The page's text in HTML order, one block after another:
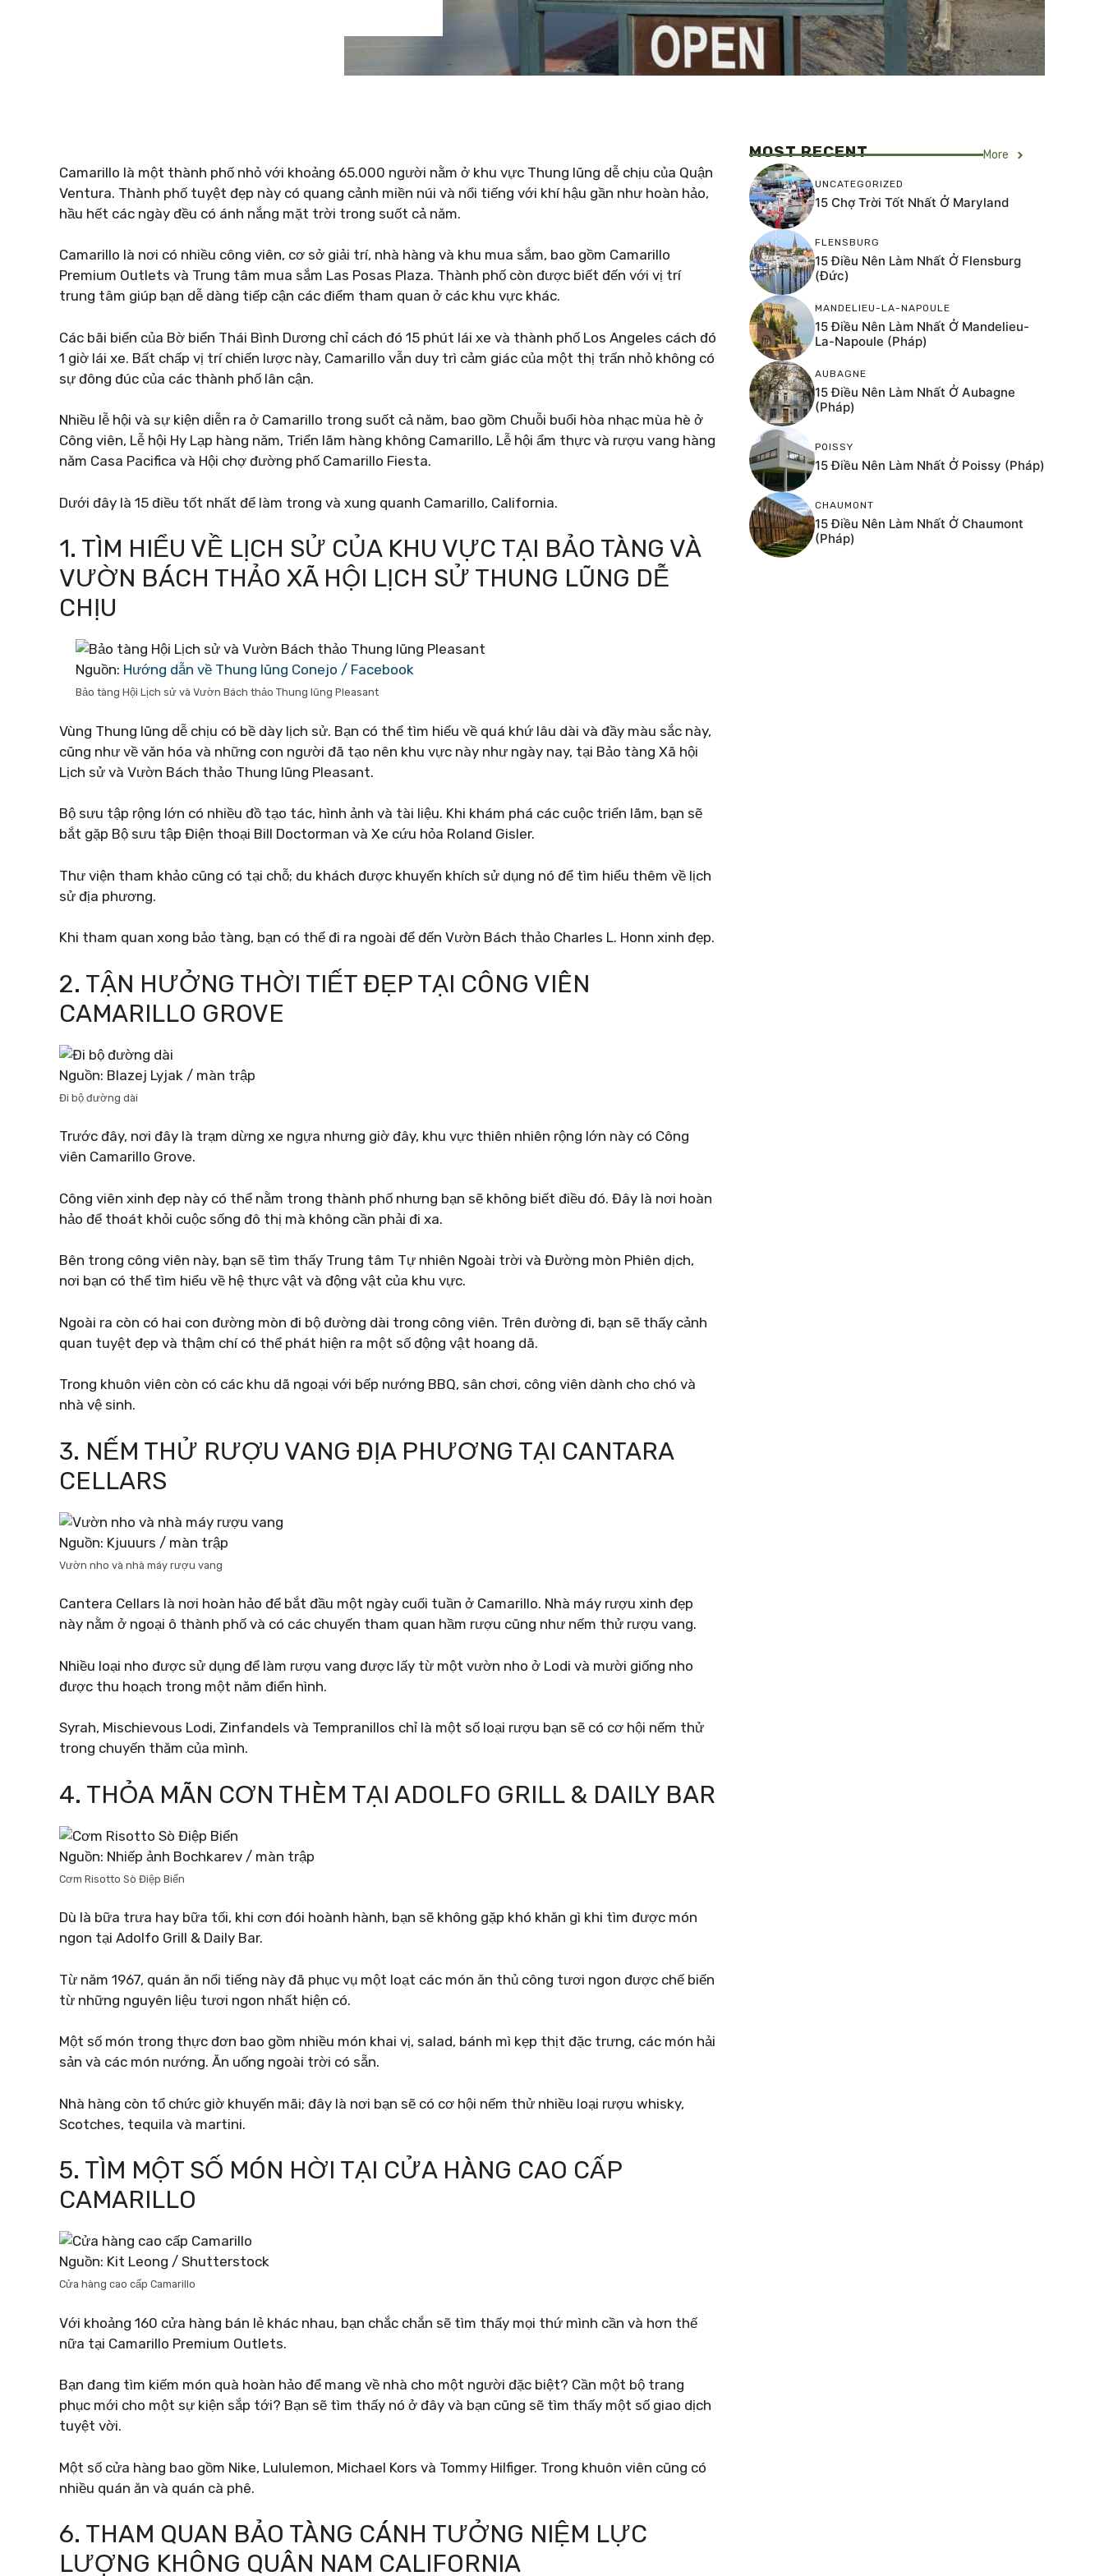
Camarillo là một thành phố nhỏ với khoảng 65.000 người nằm ở khu vực Thung lũng dễ chịu của Quận
Ventura. Thành phố tuyệt đẹp này có quang cảnh miền núi và nổi tiếng với khí hậu gần như hoàn hảo,
hầu hết các ngày đều có ánh nắng mặt trời trong suốt cả năm.
Camarillo là nơi có nhiều công viên, cơ sở giải trí, nhà hàng và khu mua sắm, bao gồm Camarillo
Premium Outlets và Trung tâm mua sắm Las Posas Plaza. Thành phố còn được biết đến với vị trí
trung tâm giúp bạn dễ dàng tiếp cận các điểm tham quan ở các khu vực khác.
Các bãi biển của Bờ biển Thái Bình Dương chỉ cách đó 15 phút lái xe và thành phố Los Angeles cách đó
1 giờ lái xe. Bất chấp vị trí chiến lược này, Camarillo vẫn duy trì cảm giác của một thị trấn nhỏ không có
sự đông đúc của các thành phố lân cận.
Nhiều lễ hội và sự kiện diễn ra ở Camarillo trong suốt cả năm, bao gồm Chuỗi buổi hòa nhạc mùa hè ở
Công viên, Lễ hội Hy Lạp hàng năm, Triển lãm hàng không Camarillo, Lễ hội ẩm thực và rượu vang hàng
năm Casa Pacifica và Hội chợ đường phố Camarillo Fiesta.
Dưới đây là 15 điều tốt nhất để làm trong và xung quanh Camarillo, California.
1. TÌM HIỂU VỀ LỊCH SỬ CỦA KHU VỰC TẠI BẢO TÀNG VÀ
VƯỜN BÁCH THẢO XÃ HỘI LỊCH SỬ THUNG LŨNG DỄ
CHỊU
Nguồn: Hướng dẫn về Thung lũng Conejo / Facebook
Bảo tàng Hội Lịch sử và Vườn Bách thảo Thung lũng Pleasant
Vùng Thung lũng dễ chịu có bề dày lịch sử. Bạn có thể tìm hiểu về quá khứ lâu dài và đầy màu sắc này,
cũng như về văn hóa và những con người đã tạo nên khu vực này như ngày nay, tại Bảo tàng Xã hội
Lịch sử và Vườn Bách thảo Thung lũng Pleasant.
Bộ sưu tập rộng lớn có nhiều đồ tạo tác, hình ảnh và tài liệu. Khi khám phá các cuộc triển lãm, bạn sẽ
bắt gặp Bộ sưu tập Điện thoại Bill Doctorman và Xe cứu hỏa Roland Gisler.
Thư viện tham khảo cũng có tại chỗ; du khách được khuyến khích sử dụng nó để tìm hiểu thêm về lịch
sử địa phương.
Khi tham quan xong bảo tàng, bạn có thể đi ra ngoài để đến Vườn Bách thảo Charles L. Honn xinh đẹp.
2. TẬN HƯỞNG THỜI TIẾT ĐẸP TẠI CÔNG VIÊN
CAMARILLO GROVE
Nguồn: Blazej Lyjak / màn trập
Đi bộ đường dài
Trước đây, nơi đây là trạm dừng xe ngựa nhưng giờ đây, khu vực thiên nhiên rộng lớn này có Công
viên Camarillo Grove.
Công viên xinh đẹp này có thể nằm trong thành phố nhưng bạn sẽ không biết điều đó. Đây là nơi hoàn
hảo để thoát khỏi cuộc sống đô thị mà không cần phải đi xa.
Bên trong công viên này, bạn sẽ tìm thấy Trung tâm Tự nhiên Ngoài trời và Đường mòn Phiên dịch,
nơi bạn có thể tìm hiểu về hệ thực vật và động vật của khu vực.
Ngoài ra còn có hai con đường mòn đi bộ đường dài trong công viên. Trên đường đi, bạn sẽ thấy cảnh
quan tuyệt đẹp và thậm chí có thể phát hiện ra một số động vật hoang dã.
Trong khuôn viên còn có các khu dã ngoại với bếp nướng BBQ, sân chơi, công viên dành cho chó và
nhà vệ sinh.
3. NẾM THỬ RƯỢU VANG ĐỊA PHƯƠNG TẠI CANTARA
CELLARS
Nguồn: Kjuuurs / màn trập
Vườn nho và nhà máy rượu vang
Cantera Cellars là nơi hoàn hảo để bắt đầu một ngày cuối tuần ở Camarillo. Nhà máy rượu xinh đẹp
này nằm ở ngoại ô thành phố và có các chuyến tham quan hầm rượu cũng như nếm thử rượu vang.
Nhiều loại nho được sử dụng để làm rượu vang được lấy từ một vườn nho ở Lodi và mười giống nho
được thu hoạch trong một năm điển hình.
Syrah, Mischievous Lodi, Zinfandels và Tempranillos chỉ là một số loại rượu bạn sẽ có cơ hội nếm thử
trong chuyến thăm của mình.
4. THỎA MÃN CƠN THÈM TẠI ADOLFO GRILL & DAILY BAR
Nguồn: Nhiếp ảnh Bochkarev / màn trập
Cơm Risotto Sò Điệp Biển
Dù là bữa trưa hay bữa tối, khi cơn đói hoành hành, bạn sẽ không gặp khó khăn gì khi tìm được món
ngon tại Adolfo Grill & Daily Bar.
Từ năm 1967, quán ăn nổi tiếng này đã phục vụ một loạt các món ăn thủ công tươi ngon được chế biến
từ những nguyên liệu tươi ngon nhất hiện có.
Một số món trong thực đơn bao gồm nhiều món khai vị, salad, bánh mì kẹp thịt đặc trưng, ​​​​các món hải
sản và các món nướng. Ăn uống ngoài trời có sẵn.
Nhà hàng còn tổ chức giờ khuyến mãi; đây là nơi bạn sẽ có cơ hội nếm thử nhiều loại rượu whisky,
Scotches, tequila và martini.
5. TÌM MỘT SỐ MÓN HỜI TẠI CỬA HÀNG CAO CẤP
CAMARILLO
Nguồn: Kit Leong / Shutterstock
Cửa hàng cao cấp Camarillo
Với khoảng 160 cửa hàng bán lẻ khác nhau, bạn chắc chắn sẽ tìm thấy mọi thứ mình cần và hơn thế
nữa tại Camarillo Premium Outlets.
Bạn đang tìm kiếm món quà hoàn hảo để mang về nhà cho một người đặc biệt? Cần một bộ trang
phục mới cho một sự kiện sắp tới? Bạn sẽ tìm thấy nó ở đây và bạn cũng sẽ tìm thấy một số giao dịch
tuyệt vời.
Một số cửa hàng bao gồm Nike, Lululemon, Michael Kors và Tommy Hilfiger. Trong khuôn viên cũng có
nhiều quán ăn và quán cà phê.
6. THAM QUAN BẢO TÀNG CÁNH TƯỞNG NIỆM LỰC
LƯỢNG KHÔNG QUÂN NAM CALIFORNIA
MOST RECENT More
UNCATEGORIZED
15 Chợ Trời Tốt Nhất Ở Maryland
FLENSBURG
15 Điều Nên Làm Nhất Ở Flensburg
(Đức)
MANDELIEU-LA-NAPOULE
15 Điều Nên Làm Nhất Ở Mandelieu-
La-Napoule (Pháp)
AUBAGNE
15 Điều Nên Làm Nhất Ở Aubagne
(Pháp)
POISSY
15 Điều Nên Làm Nhất Ở Poissy (Pháp)
CHAUMONT
15 Điều Nên Làm Nhất Ở Chaumont
(Pháp)